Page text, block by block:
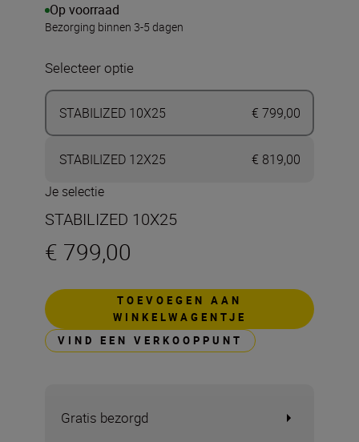
Op voorraad
Bezorging binnen 3-5 dagen
Selecteer optie
STABILIZED 10X25 € 799,00
STABILIZED 12X25
€ 819,00
Je selectie
STABILIZED 10X25
€ 799,00
TOEVOEGEN AAN
WINKELWAGENTJE
VIND EEN VERKOOPPUNT
Gratis bezorgd